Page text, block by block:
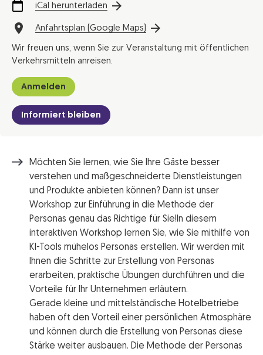
iCal herunterladen
Anfahrtsplan (Google Maps)
Wir freuen uns, wenn Sie zur Veranstaltung mit öffentlichen
Verkehrsmitteln anreisen.
Anmelden
Informiert bleiben
Möchten Sie lernen, wie Sie Ihre Gäste besser
verstehen und maßgeschneiderte Dienstleistungen
und Produkte anbieten können? Dann ist unser
Workshop zur Einführung in die Methode der
Personas genau das Richtige für Sie!In diesem
interaktiven Workshop lernen Sie, wie Sie mithilfe von
KI-Tools mühelos Personas erstellen. Wir werden mit
Ihnen die Schritte zur Erstellung von Personas
erarbeiten, praktische Übungen durchführen und die
Vorteile für Ihr Unternehmen erläutern.
Gerade kleine und mittelständische Hotelbetriebe
haben oft den Vorteil einer persönlichen Atmosphäre
und können durch die Erstellung von Personas diese
Stärke weiter ausbauen. Die Methode der Personas